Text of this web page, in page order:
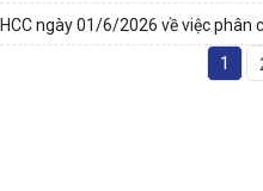
ngày 01/6/2026 về việc phân
1